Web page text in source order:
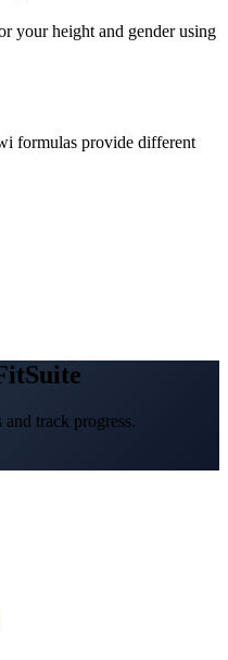
your height and gender using
formulas provide different
track progress.